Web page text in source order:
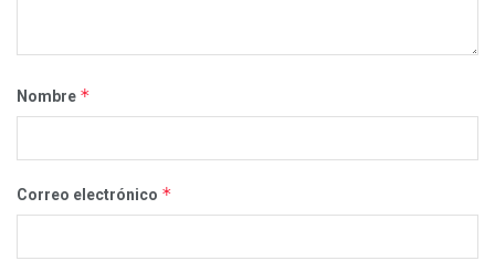
Nombre *
Correo electrónico *